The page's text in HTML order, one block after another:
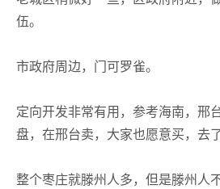
伍。
市政府周边，门可罗雀。
定向开发非常有用，参考海南，邢
盘，在邢台卖，大家也愿意买，去
整个枣庄就滕州人多，但是滕州人